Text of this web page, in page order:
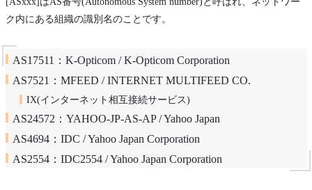
ク内にある組織の識別名のことです。
AS17511：K-Opticom / K-Opticom Corporation
AS7521：MFEED / INTERNET MULTIFEED CO.
IX(インターネット相互接続サービス)
AS24572：YAHOO-JP-AS-AP / Yahoo Japan
AS4694：IDC / Yahoo Japan Corporation
AS2554：IDC2554 / Yahoo Japan Corporation